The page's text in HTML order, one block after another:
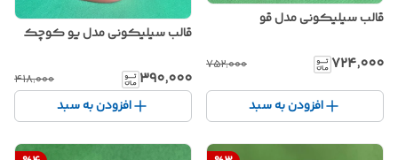
قالب سیلیکونی مدل قو
۷۲۴٬۰۰۰ ۷۵۲٬۰۰۰
افزودن به سبد
قالب سیلیکونی مدل یو کوچک
۳۹۰٬۰۰۰ ۴۱۸٬۰۰۰
افزودن به سبد